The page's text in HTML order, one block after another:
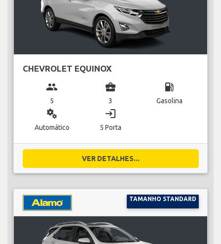
CHEVROLET EQUINOX
group
5
business_center
3
local_gas_station
Gasolina
miscellaneous_services
Automático
login
5 Porta
VER DETALHES...
TAMANHO STANDARD